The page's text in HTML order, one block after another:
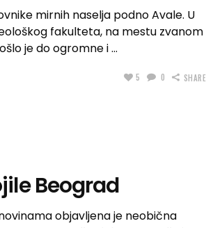
mirnih naselja podno Avale. U
fakulteta, na mestu zvanom
je do ogromne i
5 0 SHARE
Beograd
objavljena je neobična